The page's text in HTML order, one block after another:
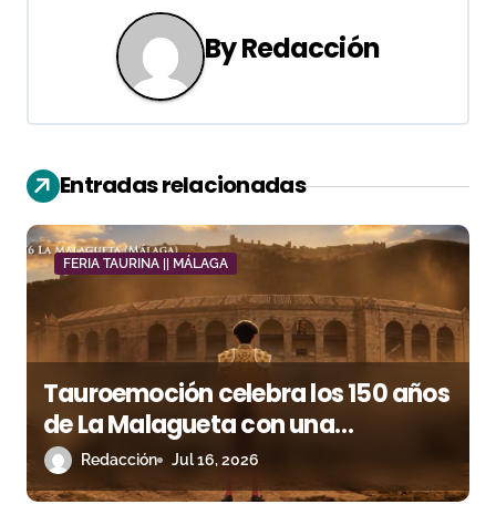
a
c
i
ó
n
d
e
e
n
ByRedacción
Entradas relacionadas
FERIA TAURINA || MÁLAGA
Tauroemoción celebra los 150 años
de La Malagueta con una
campaña creada con inteligencia
artificial
Redacción Jul 16, 2026